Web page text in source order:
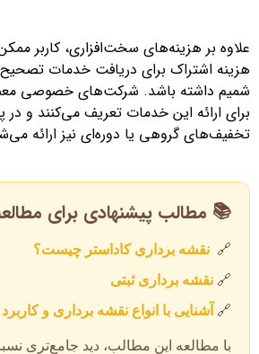
علاوه‌ بر هزینه‌های سخت‌افزاری، کاربر
هزینه اشتراک برای دریافت خدمات تصحیح
شمیم داشته باشد. شرکت‌های خصوصی
برای ارائه این خدمات تعریف می‌کنند و در
تخفیف‌های گروهی یا دوره‌ای نیز ارائه
📚 مطالب پیشنهادی برای
🔗 نقشه برداری کاداستر چیست؟
🔗 نقشه برداری ثبتی
🔗 آشنایی با انواع نقشه برداری و
با مطالعه این مطالب، دید جامع‌تری